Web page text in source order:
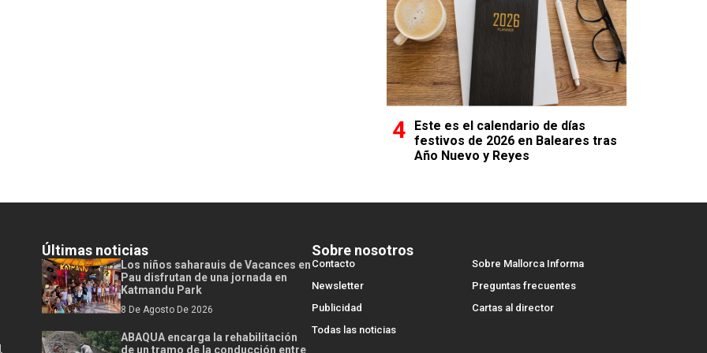
Este es el calendario de días
festivos de 2026 en Baleares tras
Año Nuevo y Reyes
Últimas noticias
Los niños saharauis de Vacances en
Pau disfrutan de una jornada en
Katmandu Park
8 De Agosto De 2026
ABAQUA encarga la rehabilitación
de un tramo de la conducción entre
Sobre nosotros
Contacto
Sobre Mallorca Informa
Newsletter
Preguntas frecuentes
Publicidad
Cartas al director
Todas las noticias